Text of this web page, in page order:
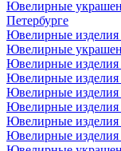
Ювелирные
Петербурге
Ювелирные изделия
Ювелирные
Ювелирные изделия
Ювелирные изделия
Ювелирные изделия
Ювелирные изделия
Ювелирные изделия
Ювелирные изделия